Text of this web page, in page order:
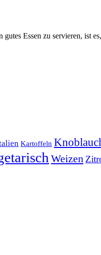
Essen zu servieren, ist
Kartoffeln
Weizen